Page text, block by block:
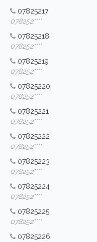
07825217
078252****
07825218
078252****
07825219
078252****
07825220
078252****
07825221
078252****
07825222
078252****
07825223
078252****
07825224
078252****
07825225
078252****
07825226